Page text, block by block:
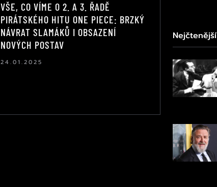
VŠE, CO VÍME O 2. A 3. ŘADĚ
PIRÁTSKÉHO HITU ONE PIECE: BRZKÝ
NÁVRAT SLAMÁKŮ I OBSAZENÍ
NOVÝCH POSTAV
24.01.2025
Nejčtenější